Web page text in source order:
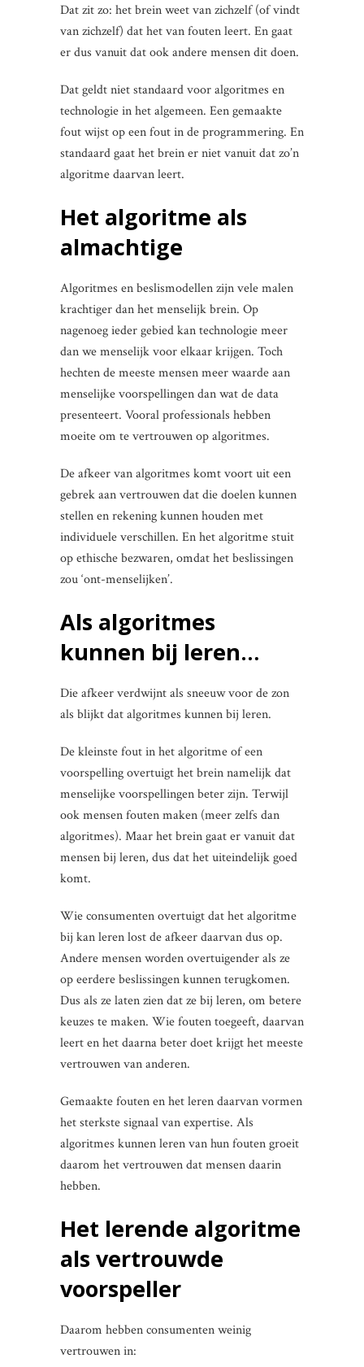
Dat zit zo: het brein weet van zichzelf (of vindt
van zichzelf) dat het van fouten leert. En gaat
er dus vanuit dat ook andere mensen dit doen.
Dat geldt niet standaard voor algoritmes en
technologie in het algemeen. Een gemaakte
fout wijst op een fout in de programmering. En
standaard gaat het brein er niet vanuit dat zo’n
algoritme daarvan leert.
Het algoritme als
almachtige
Algoritmes en beslismodellen zijn vele malen
krachtiger dan het menselijk brein. Op
nagenoeg ieder gebied kan technologie meer
dan we menselijk voor elkaar krijgen. Toch
hechten de meeste mensen meer waarde aan
menselijke voorspellingen dan wat de data
presenteert. Vooral professionals hebben
moeite om te vertrouwen op algoritmes.
De afkeer van algoritmes komt voort uit een
gebrek aan vertrouwen dat die doelen kunnen
stellen en rekening kunnen houden met
individuele verschillen. En het algoritme stuit
op ethische bezwaren, omdat het beslissingen
zou ‘ont-menselijken’.
Als algoritmes
kunnen bij leren…
Die afkeer verdwijnt als sneeuw voor de zon
als blijkt dat algoritmes kunnen bij leren.
De kleinste fout in het algoritme of een
voorspelling overtuigt het brein namelijk dat
menselijke voorspellingen beter zijn. Terwijl
ook mensen fouten maken (meer zelfs dan
algoritmes). Maar het brein gaat er vanuit dat
mensen bij leren, dus dat het uiteindelijk goed
komt.
Wie consumenten overtuigt dat het algoritme
bij kan leren lost de afkeer daarvan dus op.
Andere mensen worden overtuigender als ze
op eerdere beslissingen kunnen terugkomen.
Dus als ze laten zien dat ze bij leren, om betere
keuzes te maken. Wie fouten toegeeft, daarvan
leert en het daarna beter doet krijgt het meeste
vertrouwen van anderen.
Gemaakte fouten en het leren daarvan vormen
het sterkste signaal van expertise. Als
algoritmes kunnen leren van hun fouten groeit
daarom het vertrouwen dat mensen daarin
hebben.
Het lerende algoritme
als vertrouwde
voorspeller
Daarom hebben consumenten weinig
vertrouwen in: